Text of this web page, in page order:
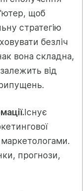
щоб
стратегію
безліч
вона складна,
від
Існує
прогнози,